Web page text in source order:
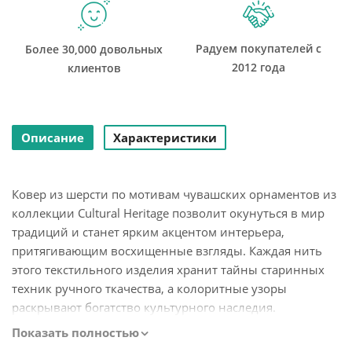
Более 30,000 довольных
клиентов
Радуем покупателей с
2012 года
Описание Характеристики
Ковер из шерсти по мотивам чувашских орнаментов из
коллекции Cultural Heritage позволит окунуться в мир
традиций и станет ярким акцентом интерьера,
притягивающим восхищенные взгляды. Каждая нить
этого текстильного изделия хранит тайны старинных
техник ручного ткачества, а колоритные узоры
раскрывают богатство культурного наследия.
Показать полностью